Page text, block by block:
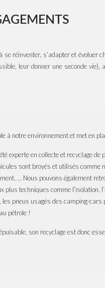
réinventer, s’adapter et évoluer
leur donner une seconde vie),
à notre environnement et met en
experte en collecte et recyclage
sont broyés et utilisés
… Nous pouvons également
plus techniques comme l’isolation,
pneus usagés des camping-
pétrole !
son recyclage est donc